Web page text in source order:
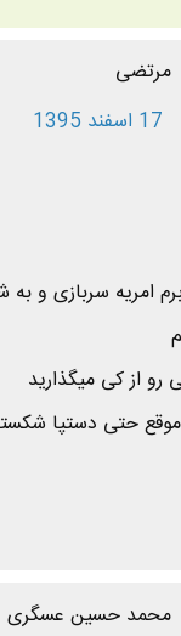
مرتضی
17 اسفند 1395
برم امریه سربازی و
موقع حتی دستپا
محمد حسین عسگری